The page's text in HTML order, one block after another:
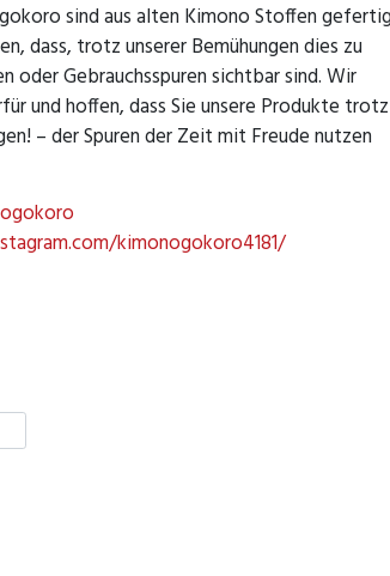
sind aus alten Kimono Stoffen
dass, trotz unserer Bemühungen dies zu
oder Gebrauchsspuren sichtbar sind. Wir
und hoffen, dass Sie unsere Produkte
– der Spuren der Zeit mit Freude nutzen
kimonogokoro4181/